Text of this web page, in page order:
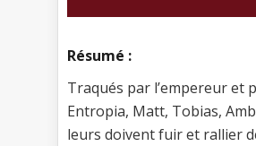
Résumé :
Traqués par l’empereur et
Entropia, Matt, Tobias,
leurs doivent fuir et rallier